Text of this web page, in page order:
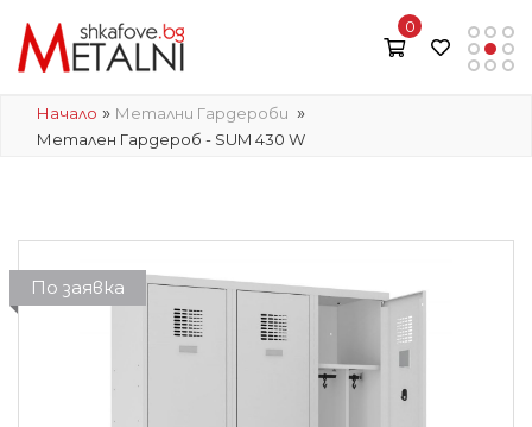
0
Начало » Метални Гардероби »
Метален Гардероб - SUM 430 W
По заявка